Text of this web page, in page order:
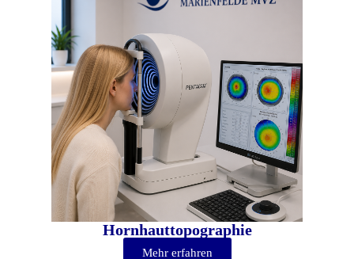
Hornhauttopographie
Mehr erfahren